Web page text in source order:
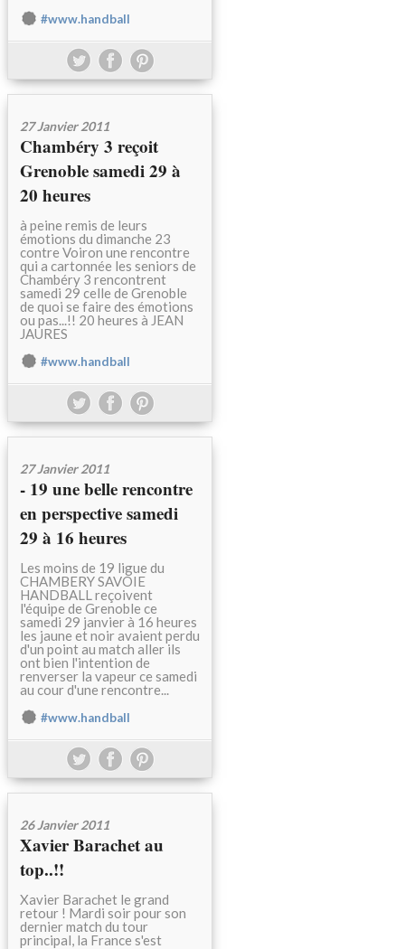
#www.handball
27 Janvier 2011
Chambéry 3 reçoit
Grenoble samedi 29 à
20 heures
à peine remis de leurs
émotions du dimanche 23
contre Voiron une rencontre
qui a cartonnée les seniors de
Chambéry 3 rencontrent
samedi 29 celle de Grenoble
de quoi se faire des émotions
ou pas...!! 20 heures à JEAN
JAURES
#www.handball
27 Janvier 2011
- 19 une belle rencontre
en perspective samedi
29 à 16 heures
Les moins de 19 ligue du
CHAMBERY SAVOIE
HANDBALL reçoivent
l'équipe de Grenoble ce
samedi 29 janvier à 16 heures
les jaune et noir avaient perdu
d'un point au match aller ils
ont bien l'intention de
renverser la vapeur ce samedi
au cour d'une rencontre...
#www.handball
26 Janvier 2011
Xavier Barachet au
top..!!
Xavier Barachet le grand
retour ! Mardi soir pour son
dernier match du tour
principal, la France s'est